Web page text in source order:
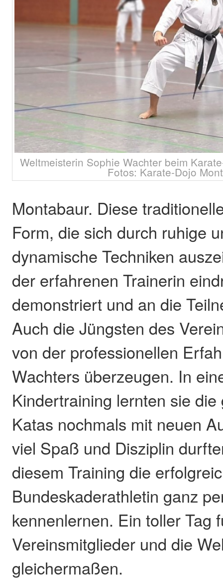
Weltmeisterin Sophie Wachter beim
Fotos: Karate-Dojo
Montabaur. Diese
Form, die sich durch ruhige
dynamische Techniken
der erfahrenen Trainerin
demonstriert und an die
Auch die Jüngsten des
von der professionellen
Wachters überzeugen. In
Kindertraining lernten sie
Katas nochmals mit neuen
viel Spaß und Disziplin
diesem Training die
Bundeskaderathletin ganz
kennenlernen. Ein toller Tag
Vereinsmitglieder und die
gleichermaßen.